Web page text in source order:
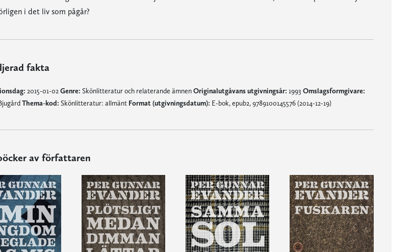
i det liv som pågår?
fakta
2015-01-02 Genre: Skönlitteratur och relaterande ämnenOriginalutgåvans utgivningsår: 1993 Omslagsformgivare:
Thema-kod: Skönlitteratur: allmänt Format (utgivningsdatum): E-bok, epub2, 9789100145576 (2014-12-19)
av författaren